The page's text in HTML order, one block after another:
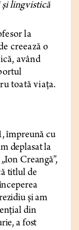
lingvistică
la
creează o
având
toată viaţa.
împreună cu
deplasat la
Creangă”,
titlul de
și am
din
a fost